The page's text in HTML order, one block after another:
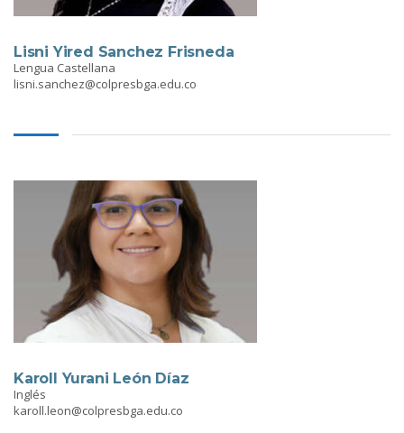
Lisni Yired Sanchez Frisneda
Lengua Castellana
lisni.sanchez@colpresbga.edu.co
Karoll Yurani León Díaz
Inglés
karoll.leon@colpresbga.edu.co